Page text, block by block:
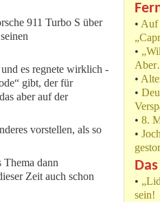
911 Turbo S über
es regnete wirklich -
gibt, der für
aber auf der
vorstellen, als so
Thema dann
Zeit auch schon
• Auf
•
•
•
• 8.
•
•
sein!